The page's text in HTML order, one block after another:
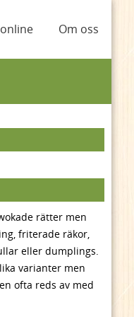
Om oss
rätter men
friterade räkor,
eller dumplings.
varianter men
ofta reds av med